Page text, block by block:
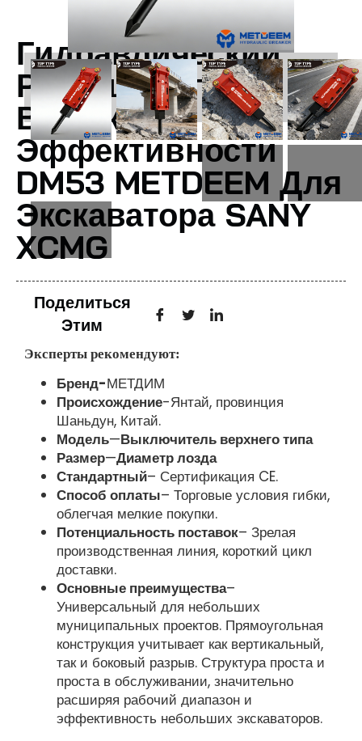
Гидравлический
Разрушитель
Высокой
Эффективности
DM53 METDEEM Для
Экскаватора SANY
XCMG
Поделиться
Этим
Эксперты рекомендуют:
Бренд-МЕТДИМ
Происхождение-Янтай, провинция
Шаньдун, Китай.
Модель—Выключитель верхнего типа
Размер—Диаметр лозда
Стандартный– Сертификация CE.
Способ оплаты– Торговые условия гибки,
облегчая мелкие покупки.
Потенциальность поставок– Зрелая
производственная линия, короткий цикл
доставки.
Основные преимущества–
Универсальный для небольших
муниципальных проектов. Прямоугольная
конструкция учитывает как вертикальный,
так и боковый разрыв. Структура проста и
проста в обслуживании, значительно
расширяя рабочий диапазон и
эффективность небольших экскаваторов.